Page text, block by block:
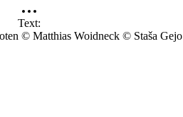
Text
© Matthias Woidneck © Staša Gejo